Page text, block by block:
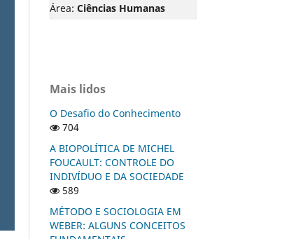
Área: Ciências Humanas
Mais lidos
O Desafio do Conhecimento
704
A BIOPOLÍTICA DE MICHEL
FOUCAULT: CONTROLE DO
INDIVÍDUO E DA SOCIEDADE
589
MÉTODO E SOCIOLOGIA EM
WEBER: ALGUNS CONCEITOS